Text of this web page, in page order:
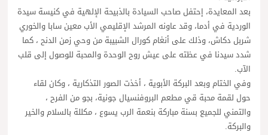
بعد المعايدة، إحتفل صاحب السيادة بالذبيحة الإلهية في كنيسة سيدة
الوردية في أدما، وقد عاونه المرشد الإقليمي الأب معين سابا والخوري
شربل دكاش، وذلك على أنغام كورال الشبيبة من وحي زمن الدنح ، كما
شدد سيدنا في عظته على عيش روح الوحدة والمحبة للوصول إلى قلب
الآب.
وفي الختام وبعد البركة الأبوية ، أخذت الصور التذكارية ، وكان لقاء
حول لقمة محبة قي مطعم البروفنسيال جونية، بجو من الفرح ،
والتمني للجميع بسنة مباركة بنعمة الرب يسوع ، مكللة بالسلام والخير
والبركة.